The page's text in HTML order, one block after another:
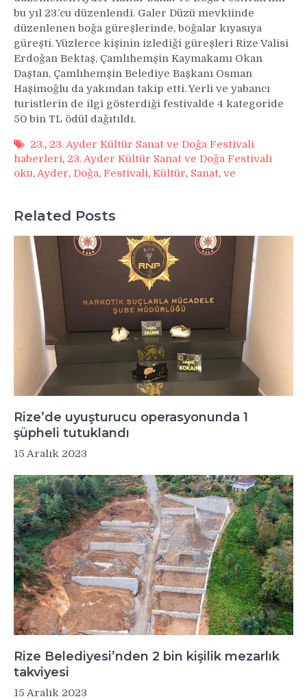
Festivali
bu yıl 23.’cu düzenlendi. Galer Düzü mevkiinde
düzenlenen boğa güreşlerinde, boğalar kıyasıya
güreşti. Yüzlerce kişinin izlediği güreşleri Rize Valisi
Erdoğan Bektaş, Çamlıhemşin Kaymakamı Okan
Daştan, Çamlıhemşin Belediye Başkanı Osman
Haşimoğlu da yakından takip etti. Yerli ve yabancı
turistlerin de ilgi gösterdiği festivalde 4 kategoride
50 bin TL ödül dağıtıldı.
23., 23. Ayder Kültür Sanat ve Doğa Festivali
haberleri, 23. Ayder Kültür Sanat ve Doğa Festivali
oku, Ayder, Doğa, Festivali, Kültür, Sanat, ve
Related Posts
Rize’de uyuşturucu operasyonunda 1
şüpheli tutuklandı
15 Aralık 2023
Rize Belediyesi’nden 2 bin kişilik mezarlık
takviyesi
15 Aralık 2023